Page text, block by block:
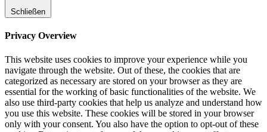
Schließen
Privacy Overview
This website uses cookies to improve your experience while you
navigate through the website. Out of these, the cookies that are
categorized as necessary are stored on your browser as they are
essential for the working of basic functionalities of the website. We
also use third-party cookies that help us analyze and understand how
you use this website. These cookies will be stored in your browser
only with your consent. You also have the option to opt-out of these